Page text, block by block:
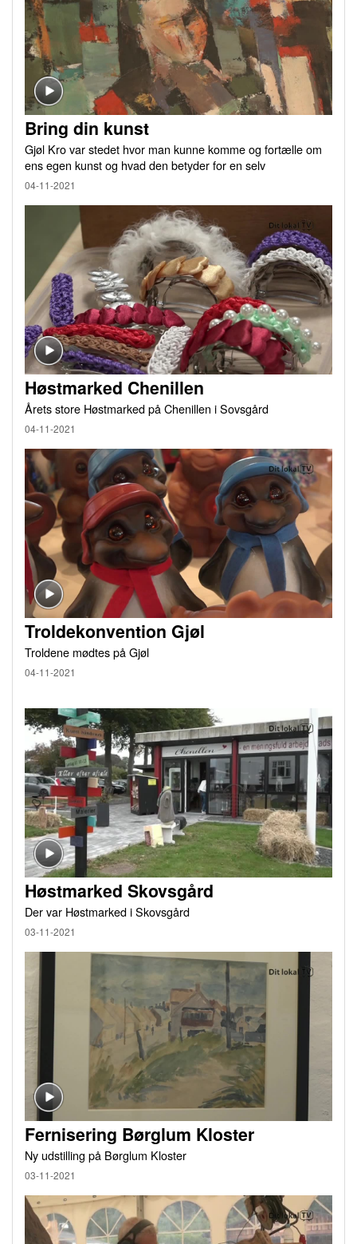
Bring din kunst
Gjøl Kro var stedet hvor man kunne komme og fortælle om
ens egen kunst og hvad den betyder for en selv
04-11-2021
Høstmarked Chenillen
Årets store Høstmarked på Chenillen i Sovsgård
04-11-2021
Troldekonvention Gjøl
Troldene mødtes på Gjøl
04-11-2021
Høstmarked Skovsgård
Der var Høstmarked i Skovsgård
03-11-2021
Fernisering Børglum Kloster
Ny udstilling på Børglum Kloster
03-11-2021